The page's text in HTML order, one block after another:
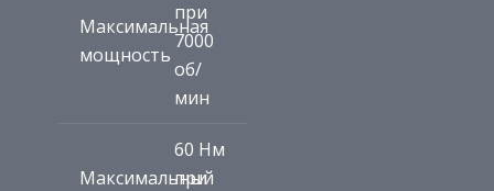
Максимальная
мощность
при
7000
об/
мин
Максимальный
60 Нм
при